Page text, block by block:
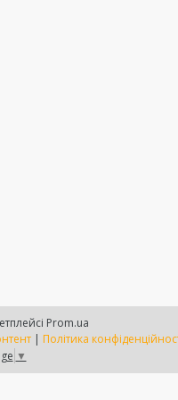
Prom.ua
| Політика
▼